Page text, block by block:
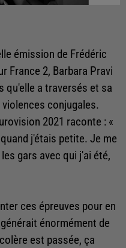
émission de Frédéric
France 2, Barbara Pravi
qu'elle a traversés et sa
conjugales.
2021 raconte : «
j'étais petite. Je me
gars avec qui j'ai été,
ces épreuves pour en
énormément de
est passée, ça